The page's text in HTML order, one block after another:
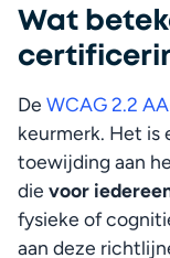
Wat
De WCAG 2.2
keurmerk. Het is
toewijding aan
die voor
fysieke of
aan deze